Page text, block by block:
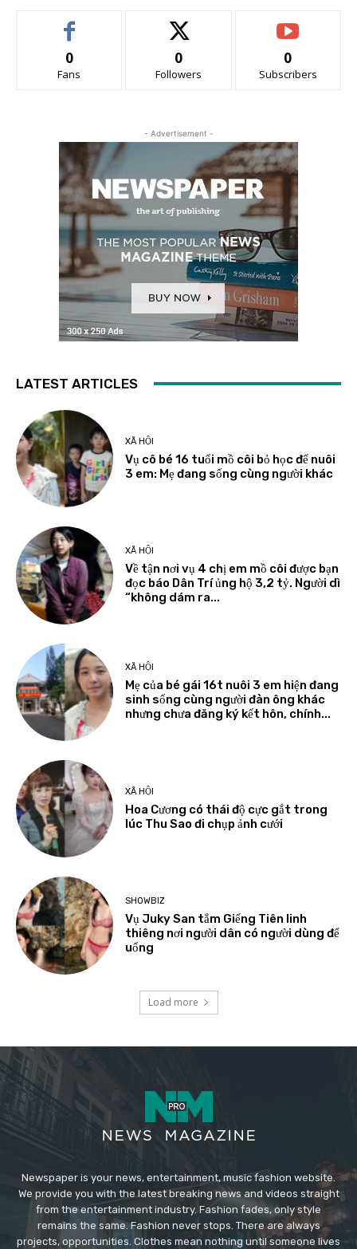
0
Fans
0
Followers
0
Subscribers
- Advertisement -
LATEST ARTICLES
XÃ HỘI
Vụ cô bé 16 tuổi mồ côi bỏ học để nuôi
3 em: Mẹ đang sống cùng người khác
XÃ HỘI
Về tận nơi vụ 4 chị em mồ côi được bạn
đọc báo Dân Trí ủng hộ 3,2 tỷ. Người dì
“không dám ra...
XÃ HỘI
Mẹ của bé gái 16t nuôi 3 em hiện đang
sinh sống cùng người đàn ông khác
nhưng chưa đăng ký kết hôn, chính...
XÃ HỘI
Hoa Cương có thái độ cực gắt trong
lúc Thu Sao đi chụp ảnh cưới
SHOWBIZ
Vụ Juky San tắm Giếng Tiên linh
thiêng nơi người dân có người dùng để
uống
Load more
Newspaper is your news, entertainment, music fashion website.
We provide you with the latest breaking news and videos straight
from the entertainment industry. Fashion fades, only style
remains the same. Fashion never stops. There are always
projects, opportunities. Clothes mean nothing until someone lives